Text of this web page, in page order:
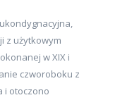
z użytkowym
w XIX i
czworoboku z
i otoczono